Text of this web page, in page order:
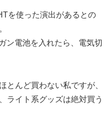
を使った演出があるとの
ン電池を入れたら、電気切
とんど買わない私ですが、
ライト系グッズは絶対買う